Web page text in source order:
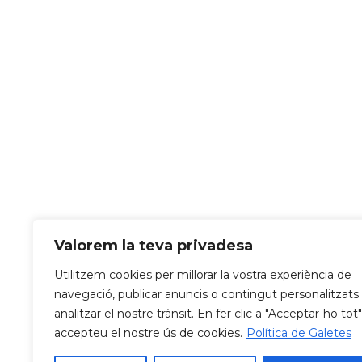
Valorem la teva privadesa
Utilitzem cookies per millorar la vostra experiència de
navegació, publicar anuncis o contingut personalitzats
analitzar el nostre trànsit. En fer clic a "Acceptar-ho
accepteu el nostre ús de cookies. Política de Galetes